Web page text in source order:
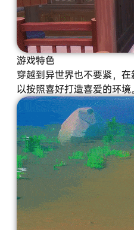
游戏特色
穿越到异世界也不要紧，
以按照喜好打造喜爱的环境。